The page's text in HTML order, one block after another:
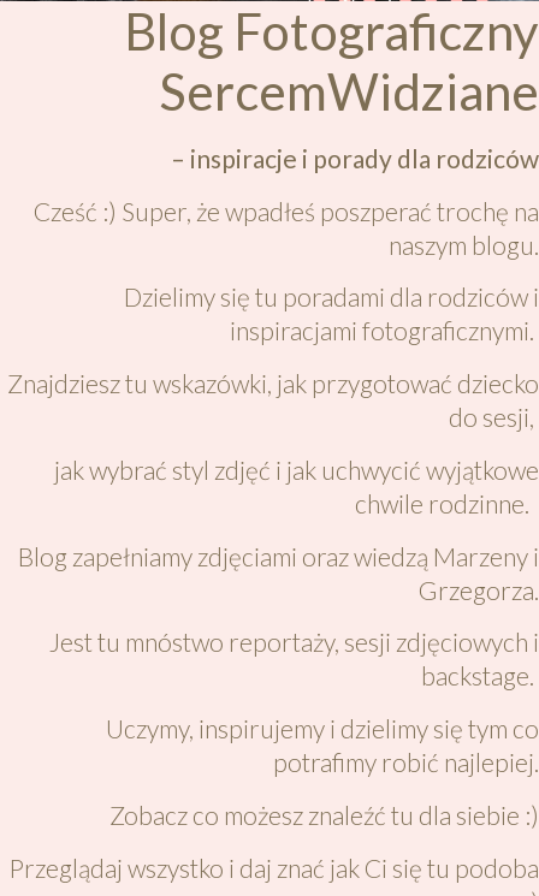
Blog Fotograficzny
SercemWidziane
– inspiracje i porady dla rodziców
Cześć :) Super, że wpadłeś poszperać trochę na
naszym blogu.
Dzielimy się tu poradami dla rodziców i
inspiracjami fotograficznymi.
Znajdziesz tu wskazówki, jak przygotować dziecko
do sesji,
jak wybrać styl zdjęć i jak uchwycić wyjątkowe
chwile rodzinne.
Blog zapełniamy zdjęciami oraz wiedzą Marzeny i
Grzegorza.
Jest tu mnóstwo reportaży, sesji zdjęciowych i
backstage.
Uczymy, inspirujemy i dzielimy się tym co
potrafimy robić najlepiej.
Zobacz co możesz znaleźć tu dla siebie :)
Przeglądaj wszystko i daj znać jak Ci się tu podoba